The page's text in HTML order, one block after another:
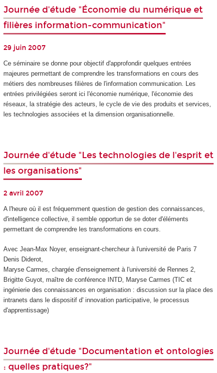
Journée d'étude "Économie du numérique et
filières information-communication"
29 juin 2007
Ce séminaire se donne pour objectif d'approfondir quelques entrées
majeures permettant de comprendre les transformations en cours des
métiers des nombreuses filières de l'information communication. Les
entrées privilégiées seront ici l'économie numérique, l'économie des
réseaux, la stratégie des acteurs, le cycle de vie des produits et services,
les technologies associées et la dimension organisationnelle.
Journée d'étude "Les technologies de l'esprit et
les organisations"
2 avril 2007
A l'heure où il est fréquemment question de gestion des connaissances,
d'intelligence collective, il semble opportun de se doter d'éléments
permettant de comprendre les transformations en cours.
Avec Jean-Max Noyer, enseignant-chercheur à l'université de Paris 7
Denis Diderot,
Maryse Carmes, chargée d'enseignement à l'université de Rennes 2,
Brigitte Guyot, maître de conférence INTD, Maryse Carmes (TIC et
ingénierie des connaissances en organisation : discussion sur la place des
intranets dans le dispositif d' innovation participative, le processus
d'apprentissage)
Journée d'étude "Documentation et ontologies
: quelles pratiques?"